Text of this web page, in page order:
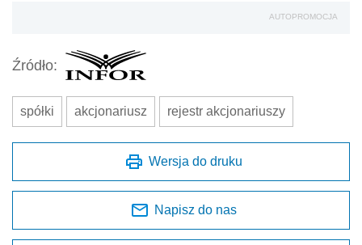
AUTOPROMOCJA
Źródło:
spółki akcjonariusz rejestr akcjonariuszy
Wersja do druku
Napisz do nas